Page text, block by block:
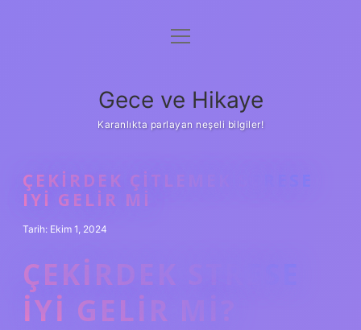
Anasayfa
Yasal Uyarı
menüyü
Gece ve Hikaye
Karanlıkta parlayan neşeli bilgiler!
ÇEKIRDEK ÇITLEMEK STRESE
IYI GELIR MI
Tarih: Ekim 1, 2024
ÇEKIRDEK STRESE
IYI GELIR MI?